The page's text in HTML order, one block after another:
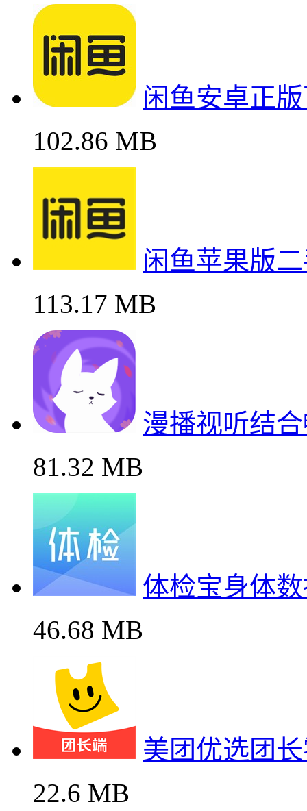
闲鱼安卓正
102.86 MB
闲鱼苹果版
113.17 MB
漫播视听结
81.32 MB
体检宝身体
46.68 MB
美团优选团
22.6 MB